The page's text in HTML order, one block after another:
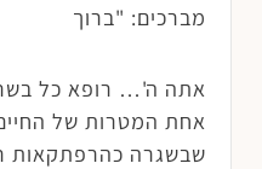
מברכים: "ברוך
אתה ה'… רופא כל בשר
אחת המטרות של
שבשגרה כהרפתקאות